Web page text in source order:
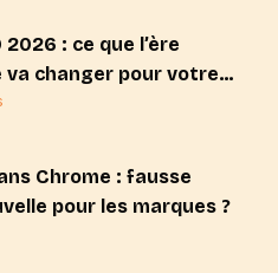
2026 : ce que l’ère
va changer pour votre
marque
Chrome : fausse
pour les marques ?